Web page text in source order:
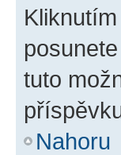
tuto
Nahoru